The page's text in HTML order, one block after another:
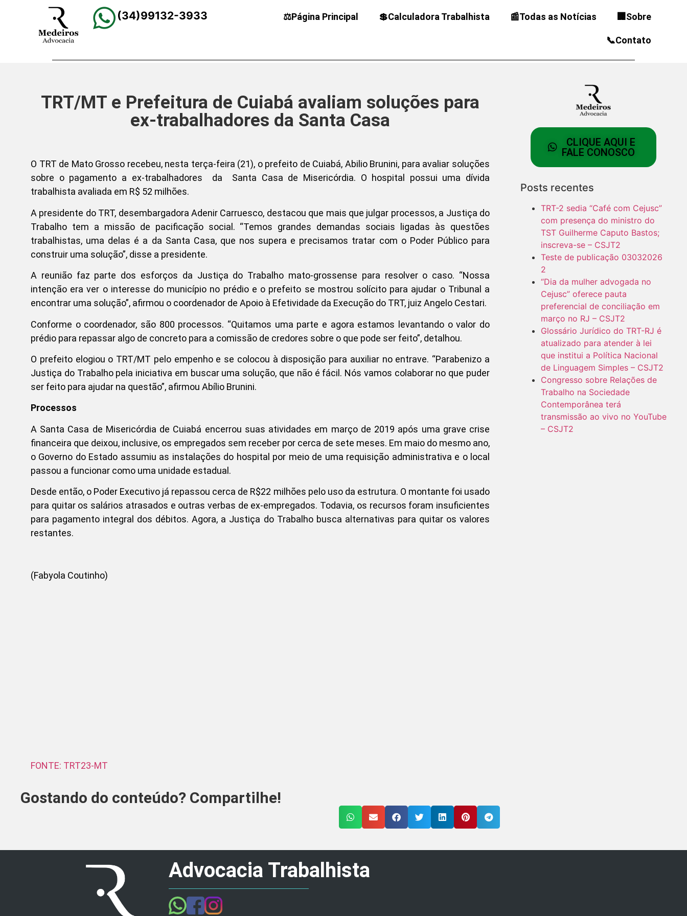
(34)99132-3933 ⚖️Página Principal 💲Calculadora Trabalhista 📰Todas as Notícias 🏢Sobre
📞Contato
TRT/MT e Prefeitura de Cuiabá avaliam soluções para
ex-trabalhadores da Santa Casa
O TRT de Mato Grosso recebeu, nesta terça-feira (21), o prefeito de Cuiabá, Abilio Brunini, para avaliar soluções
sobre o pagamento a ex-trabalhadores da Santa Casa de Misericórdia. O hospital possui uma dívida
trabalhista avaliada em R$ 52 milhões.
A presidente do TRT, desembargadora Adenir Carruesco, destacou que mais que julgar processos, a Justiça do
Trabalho tem a missão de pacificação social. “Temos grandes demandas sociais ligadas às questões
trabalhistas, uma delas é a da Santa Casa, que nos supera e precisamos tratar com o Poder Público para
construir uma solução”, disse a presidente.
A reunião faz parte dos esforços da Justiça do Trabalho mato-grossense para resolver o caso. “Nossa
intenção era ver o interesse do município no prédio e o prefeito se mostrou solícito para ajudar o Tribunal a
encontrar uma solução”, afirmou o coordenador de Apoio à Efetividade da Execução do TRT, juiz Angelo Cestari.
Conforme o coordenador, são 800 processos. “Quitamos uma parte e agora estamos levantando o valor do
prédio para repassar algo de concreto para a comissão de credores sobre o que pode ser feito”, detalhou.
O prefeito elogiou o TRT/MT pelo empenho e se colocou à disposição para auxiliar no entrave. “Parabenizo a
Justiça do Trabalho pela iniciativa em buscar uma solução, que não é fácil. Nós vamos colaborar no que puder
ser feito para ajudar na questão”, afirmou Abílio Brunini.
Processos
A Santa Casa de Misericórdia de Cuiabá encerrou suas atividades em março de 2019 após uma grave crise
financeira que deixou, inclusive, os empregados sem receber por cerca de sete meses. Em maio do mesmo ano,
o Governo do Estado assumiu as instalações do hospital por meio de uma requisição administrativa e o local
passou a funcionar como uma unidade estadual.
Desde então, o Poder Executivo já repassou cerca de R$22 milhões pelo uso da estrutura. O montante foi usado
para quitar os salários atrasados e outras verbas de ex-empregados. Todavia, os recursos foram insuficientes
para pagamento integral dos débitos. Agora, a Justiça do Trabalho busca alternativas para quitar os valores
restantes.
(Fabyola Coutinho)
FONTE: TRT23-MT
Gostando do conteúdo? Compartilhe!
CLIQUE AQUI E
FALE CONOSCO
Posts recentes
TRT-2 sedia “Café com Cejusc”
com presença do ministro do
TST Guilherme Caputo Bastos;
inscreva-se – CSJT2
Teste de publicação 03032026
2
“Dia da mulher advogada no
Cejusc” oferece pauta
preferencial de conciliação em
março no RJ – CSJT2
Glossário Jurídico do TRT-RJ é
atualizado para atender à lei
que institui a Política Nacional
de Linguagem Simples – CSJT2
Congresso sobre Relações de
Trabalho na Sociedade
Contemporânea terá
transmissão ao vivo no YouTube
– CSJT2
Advocacia Trabalhista